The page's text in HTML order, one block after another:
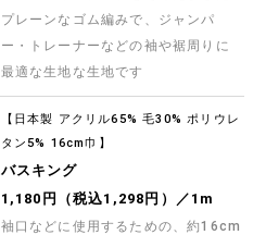
プレーンなゴム編みで、ジャンパ
ー・トレーナーなどの袖や裾周りに
最適な生地な生地です
【日本製 アクリル65% 毛30% ポリウレ
タン5% 16cm巾】
バスキング
1,180円（税込1,298円）／1m
袖口などに使用するための、約16cm